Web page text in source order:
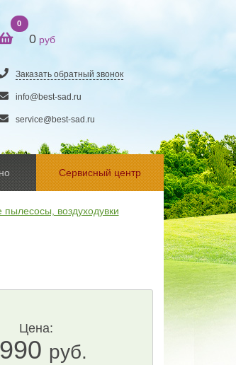
0
0 руб
Заказать обратный звонок
info@best-sad.ru
service@best-sad.ru
Сервисный центр
воздуходувки
Цена:
руб.